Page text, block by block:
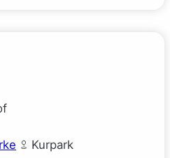
Kurpark